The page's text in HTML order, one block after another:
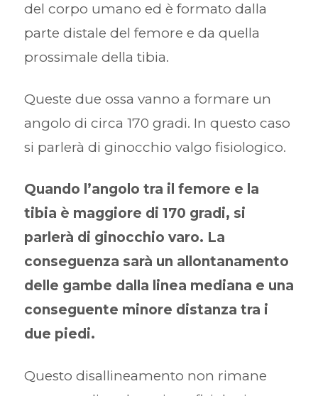
del corpo umano ed è formato dalla
parte distale del femore e da quella
prossimale della tibia.
Queste due ossa vanno a formare un
angolo di circa 170 gradi. In questo caso
si parlerà di ginocchio valgo fisiologico.
Quando l’angolo tra il femore e la
tibia è maggiore di 170 gradi, si
parlerà di ginocchio varo. La
conseguenza sarà un allontanamento
delle gambe dalla linea mediana e una
conseguente minore distanza tra i
due piedi.
Questo disallineamento non rimane